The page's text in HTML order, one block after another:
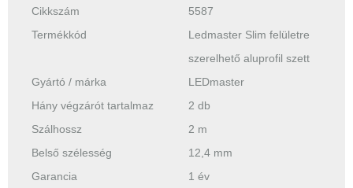
Cikkszám
5587
Termékkód
Ledmaster Slim felületre
szerelhető aluprofil szett
Gyártó / márka
LEDmaster
Hány végzárót tartalmaz
2 db
Szálhossz
2 m
Belső szélesség
12,4 mm
Garancia
1 év